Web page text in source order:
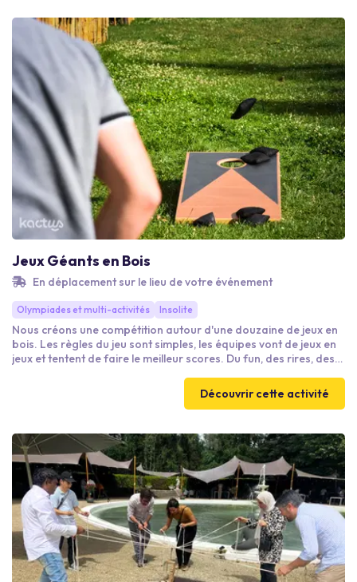
Jeux Géants en Bois
En déplacement sur le lieu de votre événement
Olympiades et multi-activités Insolite
Nous créons une compétition autour d'une douzaine de jeux en
bois. Les règles du jeu sont simples, les équipes vont de jeux en
jeux et tentent de faire le meilleur scores. Du fun, des rires, des
building est encadré par notre staff d'animation :-)
Découvrir cette activité